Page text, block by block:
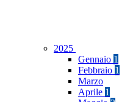
2025
Gennaio 1
Febbraio 1
Marzo
Aprile 1